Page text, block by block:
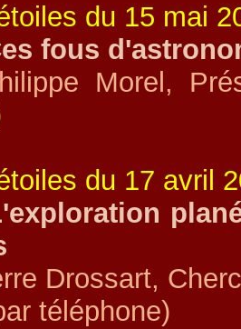
du 15 mai
fous
Morel,
du 17 avril
Drossart,
téléphone)